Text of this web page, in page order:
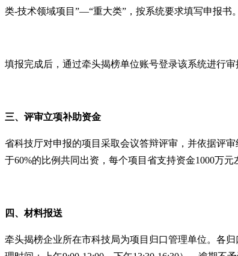
类-技术领域项目”—“重大类”，按系统要求填写申报书。
填报完成后，通过牵头揭榜单位账号登录该系统进行审
三、评审立项补助资金
省科技厅对申报的项目采取会议答辩评审，并依据评
于60%的比例共同出资，每个项目省支持资金1000万元
四、材料报送
牵头揭榜企业所在市科技局为项目归口管理单位。各